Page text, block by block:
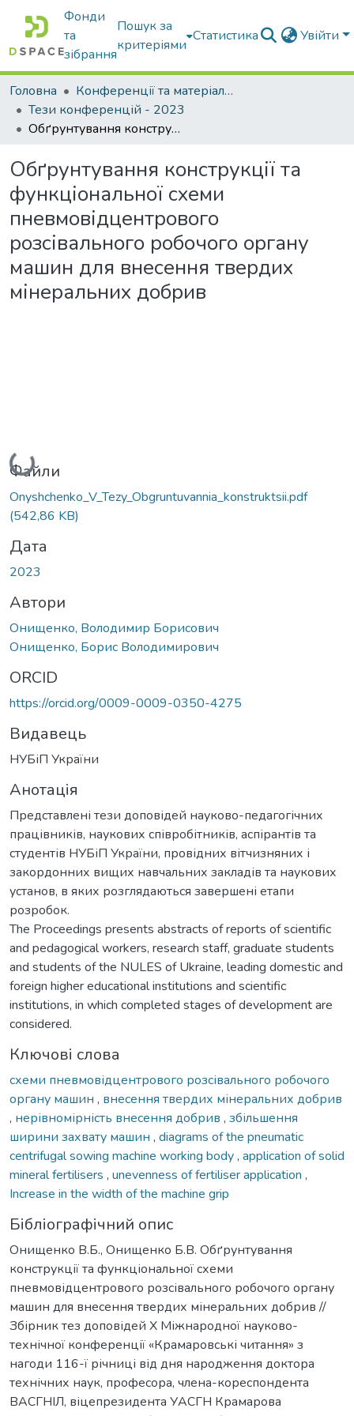
Фонди
та
зібрання
Пошук за
критеріями
Статистика Увійти
Головна
Конференції та матеріали конференцій
Тези конференцій - 2023
Обґрунтування конструкції та функціональної схеми пневмовідцентрового розсівального робочого органу машин для внесення твердих мінеральних добрив
Обґрунтування конструкції та
функціональної схеми
пневмовідцентрового
розсівального робочого органу
машин для внесення твердих
мінеральних добрив
Вантажиться...
Файли
Onyshchenko_V_Tezy_Obgruntuvannia_konstruktsii.pdf
(542,86 KB)
Дата
2023
Автори
Онищенко, Володимир Борисович
Онищенко, Борис Володимирович
ORCID
https://orcid.org/0009-0009-0350-4275
Видавець
НУБіП України
Анотація
Представлені тези доповідей науково-педагогічних
працівників, наукових співробітників, аспірантів та
студентів НУБіП України, провідних вітчизняних і
закордонних вищих навчальних закладів та наукових
установ, в яких розглядаються завершені етапи
розробок.
The Proceedings presents abstracts of reports of scientific
and pedagogical workers, research staff, graduate students
and students of the NULES of Ukraine, leading domestic and
foreign higher educational institutions and scientific
institutions, in which completed stages of development are
considered.
Ключові слова
схеми пневмовідцентрового розсівального робочого
органу машин , внесення твердих мінеральних добрив
, нерівномірність внесення добрив , збільшення
ширини зaхвaту мaшин , diagrams of the pneumatic
centrifugal sowing machine working body, application of solid
mineral fertilisers , unevenness of fertiliser application ,
Increase in the width of the machine grip
Бібліографічний опис
Онищенко В.Б., Онищенко Б.В. Обґрунтування
конструкції та функціональної схеми
пневмовідцентрового розсівального робочого органу
машин для внесення твердих мінеральних добрив //
Збірник тез доповідей Х Міжнародної науково-
технічної конференції «Крамаровські читання» з
нагоди 116-ї річниці від дня народження доктора
технічних наук, професора, члена-кореспондента
ВАСГНІЛ, віцепрезидента УАСГН Крамарова